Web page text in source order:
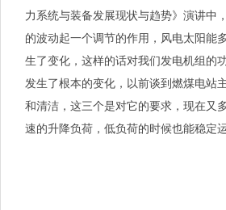
力系统与装备发展现状与趋势》演讲中
的波动起一个调节的作用，风电太阳能
生了变化，这样的话对我们发电机组的
发生了根本的变化，以前谈到燃煤电站
和清洁，这三个是对它的要求，现在又
速的升降负荷，低负荷的时候也能稳定